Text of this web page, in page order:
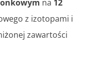
na 12
z izotopami i
zawartości